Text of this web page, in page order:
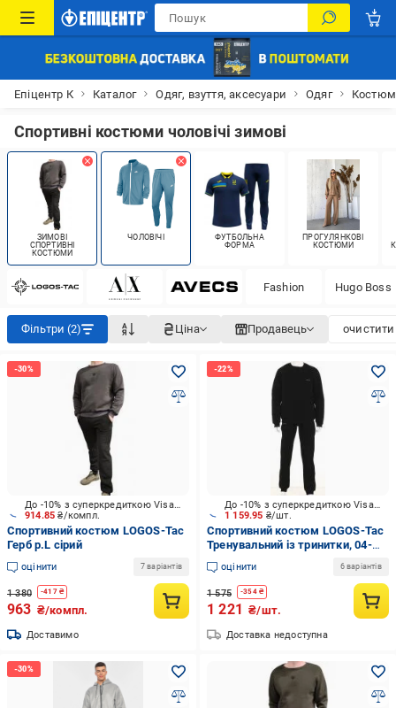
Епіцентр К Каталог Одяг, взуття, аксесуари Одяг
Спортивні костюми чоловічі зимові
ЗИМОВІ
СПОРТИВНІ
КОСТЮМИ
ЧОЛОВІЧІ
ФУТБОЛЬНА
ФОРМА
ПРОГУЛЯНКОВІ
КОСТЮМИ
Fashion Hugo Boss
Фільтри (2) Ціна Продавець очистити
914.85₴/компл.
До -10% з суперкредиткою Visa Вигода
Спортивний костюм LOGOS-Tac
Герб р.L сірий
оцінити 7 варіантів
1 380 -417₴
963 ₴/компл.
Доставимо
1 159.95 ₴/шт.
До -10% з суперкредиткою Visa Вигода
Спортивний костюм LOGOS-Tac
Тренувальний із тринитки, 04-
05-00-0003 р.3XL чорний
оцінити 6 варіантів
1 575 -354₴
1 221 ₴/шт.
Доставка недоступна